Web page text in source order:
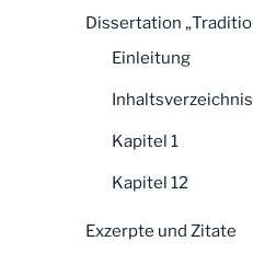
Dissertation
Einleitung
Inhaltsverzeichnis
Kapitel 1
Kapitel 12
Exzerpte und Zitate